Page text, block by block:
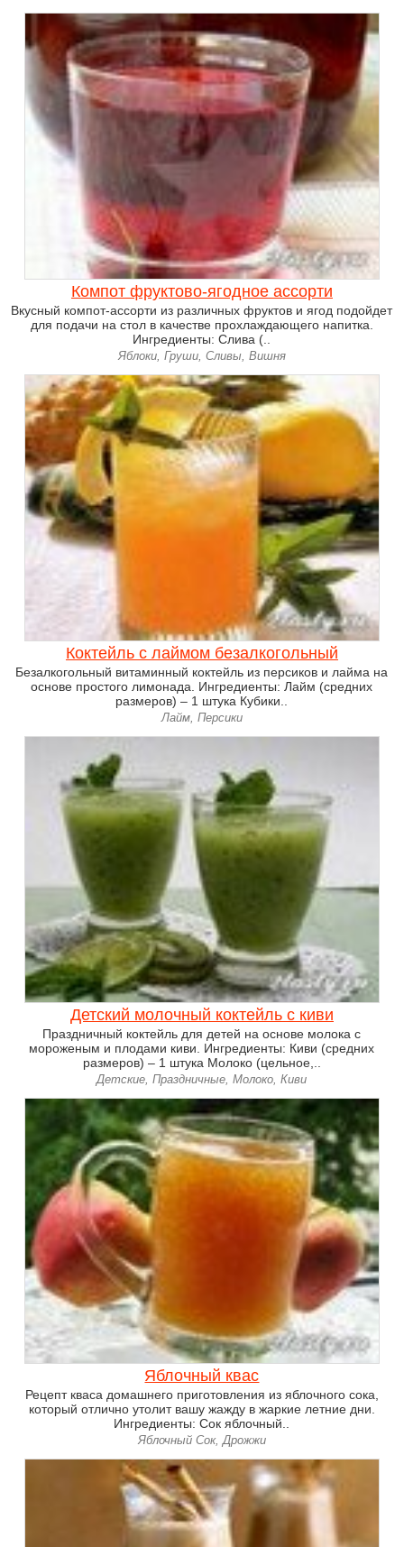
Компот фруктово-ягодное ассорти
Вкусный компот-ассорти из различных фруктов и ягод подойдет
для подачи на стол в качестве прохлаждающего напитка.
Ингредиенты: Слива (..
Яблоки, Груши, Сливы, Вишня
Коктейль с лаймом безалкогольный
Безалкогольный витаминный коктейль из персиков и лайма на
основе простого лимонада. Ингредиенты: Лайм (средних
размеров) – 1 штука Кубики..
Лайм, Персики
Детский молочный коктейль с киви
Праздничный коктейль для детей на основе молока с
мороженым и плодами киви. Ингредиенты: Киви (средних
размеров) – 1 штука Молоко (цельное,..
Детские, Праздничные, Молоко, Киви
Яблочный квас
Рецепт кваса домашнего приготовления из яблочного сока,
который отлично утолит вашу жажду в жаркие летние дни.
Ингредиенты: Сок яблочный..
Яблочный Сок, Дрожжи